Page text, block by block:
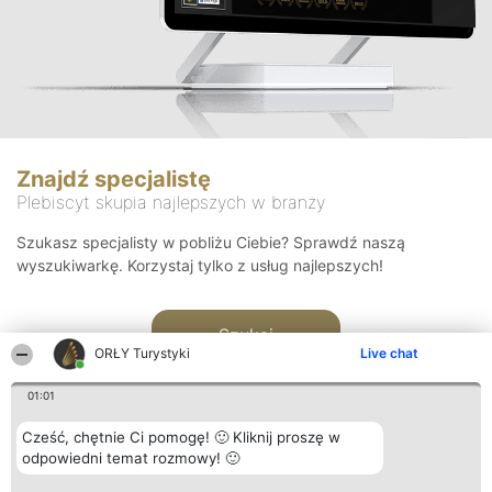
ORŁY Turystyki Live chat
01:01
Cześć, chętnie Ci pomogę! 🙂 Kliknij proszę w
odpowiedni temat rozmowy! 🙂
Znajdź specjalistę
Plebiscyt skupia najlepszych w branży
Szukasz specjalisty w pobliżu Ciebie? Sprawdź naszą
wyszukiwarkę. Korzystaj tylko z usług najlepszych!
Szukaj